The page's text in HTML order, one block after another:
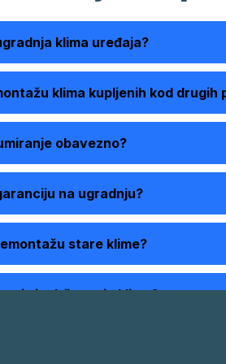
klima uređaja?
klima kupljenih kod drugih
obavezno?
na ugradnju?
stare klime?
i održavanje klime?